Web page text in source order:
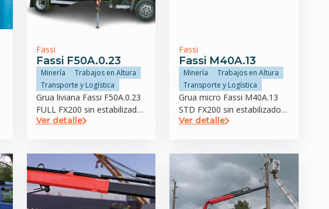
Fassi
Fassi F50A.0.23
Minería
Trabajos en Altura
Transporte y Logística
Grua liviana Fassi F50A.0.23
FULL FX200 sin estabilizador
trasero
Ver detalle
Fassi
Fassi M40A.13
Minería
Trabajos en Altura
Transporte y Logística
Grua micro Fassi M40A.13
STD FX200 sin estabilizador
trasero
Ver detalle